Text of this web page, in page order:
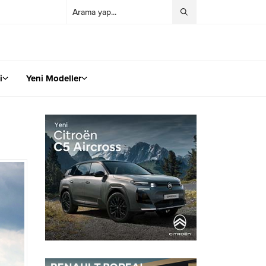
Yeni Modeller